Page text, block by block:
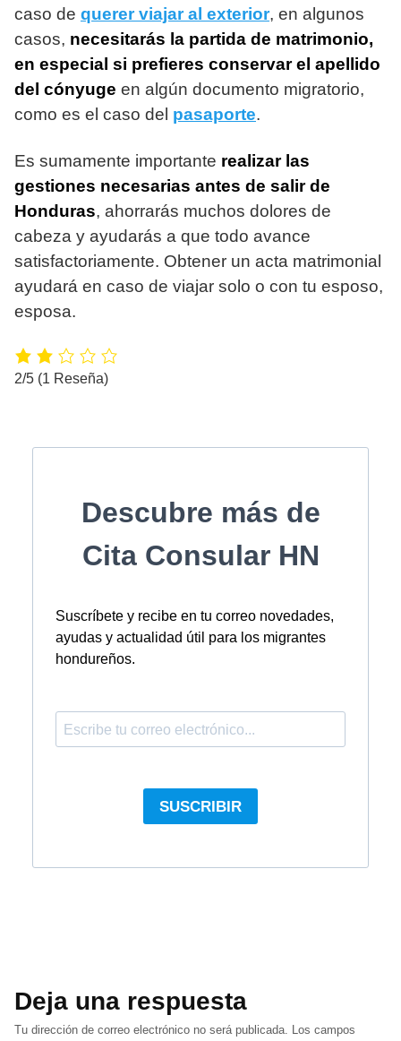
caso de querer viajar al exterior, en algunos
casos, necesitarás la partida de matrimonio,
en especial si prefieres conservar el apellido
del cónyuge en algún documento migratorio,
como es el caso del pasaporte.
Es sumamente importante realizar las
gestiones necesarias antes de salir de
Honduras, ahorrarás muchos dolores de
cabeza y ayudarás a que todo avance
satisfactoriamente. Obtener un acta matrimonial
ayudará en caso de viajar solo o con tu esposo,
esposa.
2/5 (1 Reseña)
Deja una respuesta
Tu dirección de correo electrónico no será publicada. Los campos